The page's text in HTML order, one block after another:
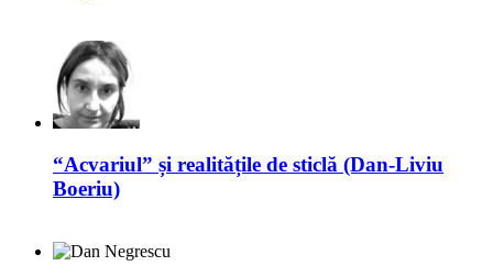
“Acvariul” și realitățile de sticlă (Dan-Liviu
Boeriu)